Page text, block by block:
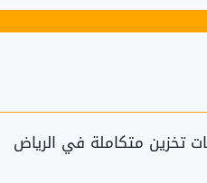
تخزين متكاملة في الرياض